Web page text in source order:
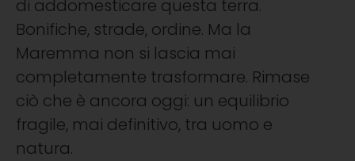
di addomesticare questa terra.
Bonifiche, strade, ordine. Ma la
Maremma non si lascia mai
completamente trasformare. Rimase
ciò che è ancora oggi: un equilibrio
fragile, mai definitivo, tra uomo e
natura.